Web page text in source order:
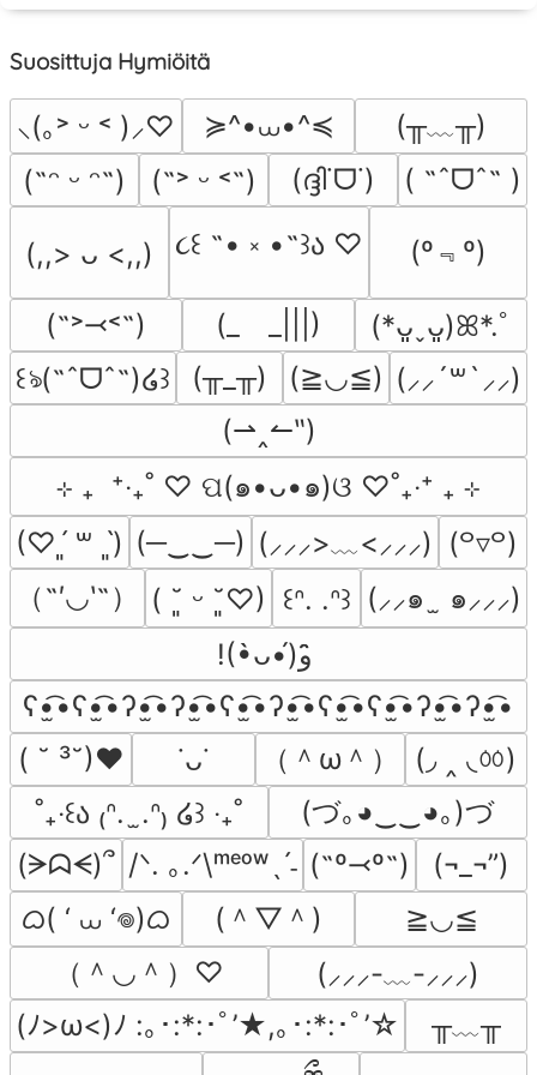
Suosittuja Hymiöitä
⸜(｡˃ ᵕ ˂ )⸝♡ ≽^•⩊•^≼
(╥﹏╥)
(˶ᵔ ᵕ ᵔ˶)
(˶˃ ᵕ ˂˶) (ദ്ദി˙ᗜ˙) ( ˶ˆᗜˆ˵ )
(,,> ᴗ <,,) ૮꒰ ˶• ༝ •˶꒱ა ♡ (º﹃º)
(˶˃⤙˂˶) (_　_|||)
(*ᴗ͈ˬᴗ͈)ꕤ*.ﾟ
꒰ঌ(˶ˆᗜˆ˵)໒꒱
(╥_╥) (≧◡≦) (⸝⸝´꒳`⸝⸝)
(⇀‸↼‶)
⊹ ₊  ⁺‧₊˚ ♡ ପ(๑•ᴗ•๑)ଓ ♡˚₊‧⁺ ₊ ⊹
(♡ˊ͈ ꒳ ˋ͈) (─‿‿─) (⸝⸝⸝>﹏<⸝⸝⸝) (꒪▿꒪)
（˶′◡‵˶）
( ˘͈ ᵕ ˘͈♡) ꒰ᐢ. .ᐢ꒱ (⸝⸝๑  ̫ ๑⸝⸝⸝)
ʕ•̫͡•ʕ•̫͡•ʔ•̫͡•ʔ•̫͡•ʕ•̫͡•ʔ•̫͡•ʕ•̫͡•ʕ•̫͡•ʔ•̫͡•ʔ•̫͡•
( ˘ ³˘)♥
˙ᴗ˙ （＾ω＾）
(◞ ‸ ◟ㆀ)
˚₊‧꒰ა ₍ᐢ.  ̫.ᐢ₎ ໒꒱ ‧₊˚
(づ｡◕‿‿◕｡)づ
(ᗒᗣᗕ)՞ /ᐠ. ｡.ᐟ\ᵐᵉᵒʷˎˊ˗ (˶º⤙º˶)
(¬_¬”)
ᜊ( ‘ ⩊ ‘𖦹)ᜊ
(＾▽＾)
≧◡≦
（＾◡＾）♡
(⸝⸝⸝-﹏-⸝⸝⸝)
(ﾉ>ω<)ﾉ :｡･:*:･ﾟ’★,｡･:*:･ﾟ’☆
╥﹏╥